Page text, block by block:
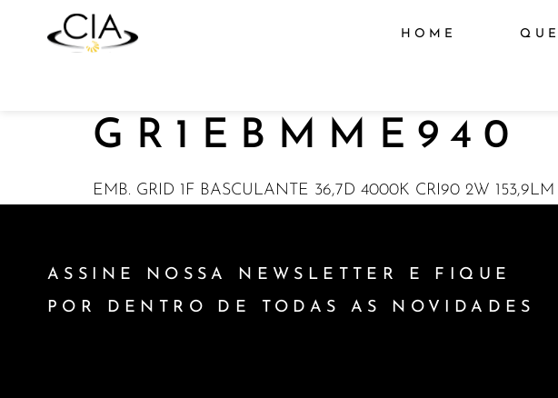
HOME
GR1EBMME940
EMB. GRID 1F BASCULANTE 36,7D 4000K CRI90 2W
ASSINE NOSSA NEWSLETTER E FIQUE
POR DENTRO DE TODAS AS NOVIDADES